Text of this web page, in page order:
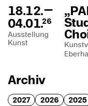
18.12.—
04.01.26
Ausstellung
Kunst
Archiv
2027 2026 2025